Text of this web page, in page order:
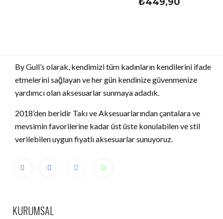
By Gull’s olarak, kendimizi tüm kadınların kendilerini ifade
etmelerini sağlayan ve her gün kendinize güvenmenize
yardımcı olan aksesuarlar sunmaya adadık.
2018’den beridir Takı ve Aksesuarlarından çantalara ve
mevsimin favorilerine kadar üst üste konulabilen ve stil
verilebilen uygun fiyatlı aksesuarlar sunuyoruz.
KURUMSAL